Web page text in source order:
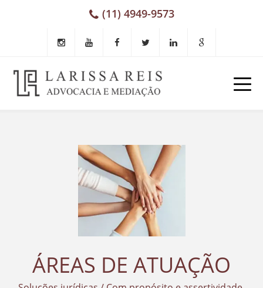
(11) 4949-9573
ÁREAS DE ATUAÇÃO